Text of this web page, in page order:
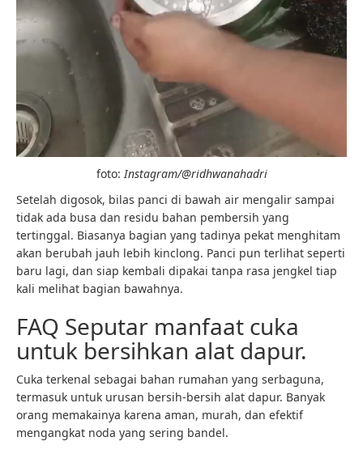
foto:Instagram/@ridhwanahadri
Setelah digosok, bilas panci di bawah air mengalir sampai
tidak ada busa dan residu bahan pembersih yang
tertinggal. Biasanya bagian yang tadinya pekat menghitam
akan berubah jauh lebih kinclong. Panci pun terlihat seperti
baru lagi, dan siap kembali dipakai tanpa rasa jengkel tiap
kali melihat bagian bawahnya.
FAQ Seputar manfaat cuka
untuk bersihkan alat dapur.
Cuka terkenal sebagai bahan rumahan yang serbaguna,
termasuk untuk urusan bersih-bersih alat dapur. Banyak
orang memakainya karena aman, murah, dan efektif
mengangkat noda yang sering bandel.